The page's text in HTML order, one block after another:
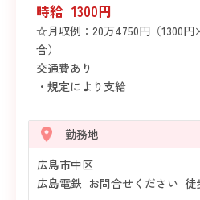
時給 1300円
☆月収例：20万4750円（1300
合）
交通費あり
・規定により支給
勤務地
広島市中区
広島電鉄 お問合せください